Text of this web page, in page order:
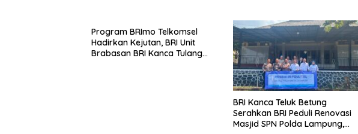
Program BRImo Telkomsel
Hadirkan Kejutan, BRI Unit
Brabasan BRI Kanca Tulang
BRI Kanca Teluk Betung
Serahkan BRI Peduli Renovasi
Masjid SPN Polda Lampung,